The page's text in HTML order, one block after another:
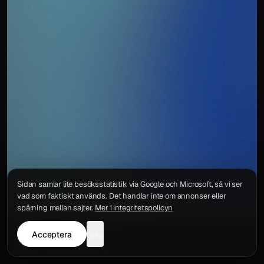
IntegritetspolicyKontakt
Sidan samlar lite besöksstatistik via Google och Microsoft, så vi ser
vad som faktiskt används. Det handlar inte om annonser eller
spårning mellan sajter. Mer i integritetspolicyn
Acceptera neka